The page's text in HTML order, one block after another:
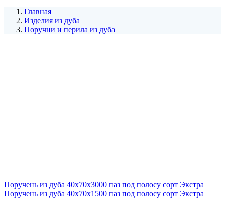
Главная
Изделия из дуба
Поручни и перила из дуба
Поручень из дуба 40x70x3000 паз под полосу сорт Экстра
Поручень из дуба 40x70x1500 паз под полосу сорт Экстра